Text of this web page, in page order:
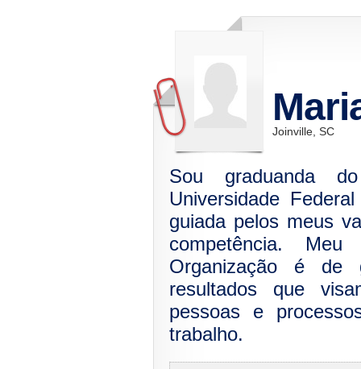
Joinville, SC
Sou graduanda
Universidade
guiada pelos meus
competência.
Organização é de
resultados que
pessoas e
trabalho.